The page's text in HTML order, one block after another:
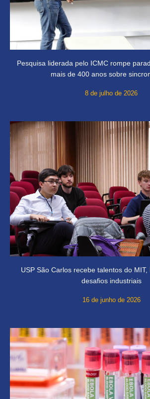
Pesquisa liderada pelo ICMC rompe
mais de 400 anos sobre
8 de julho de 2026
USP São Carlos recebe talentos do MIT,
desafios industriais
16 de junho de 2026